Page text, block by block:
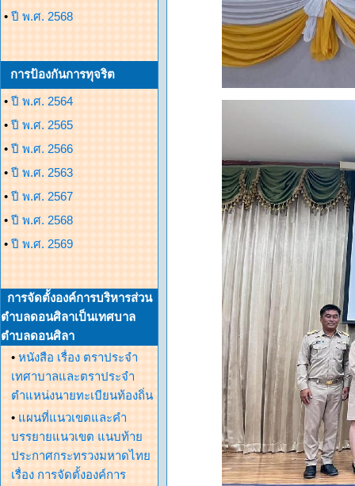
• ปี พ.ศ. 2568
การป้องกันการทุจริต
• ปี พ.ศ. 2564
• ปี พ.ศ. 2565
• ปี พ.ศ. 2566
• ปี พ.ศ. 2563
• ปี พ.ศ. 2567
• ปี พ.ศ. 2568
• ปี พ.ศ. 2569
การจัดตั้งองค์การบริหารส่วน
ตำบลดอนศิลาเป็นเทศบาล
ตำบลดอนศิลา
• หนังสือ เรื่อง ตราประจำ
เทศาบาลและตราประจำ
ตำแหน่งนายทะเบียนท้องถิ่น
• แผนที่แนวเขตและคำ
บรรยายแนวเขต แนบท้าย
ประกาศกระทรวงมหาดไทย
เรื่อง การจัดตั้งองค์การ